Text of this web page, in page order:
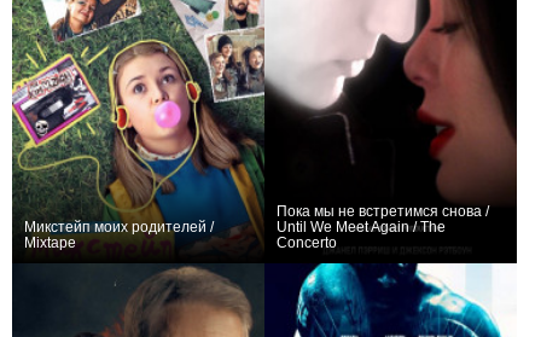
Микстейп моих родителей /
Mixtape
Пока мы не встретимся снова /
Until We Meet Again / The
Concerto